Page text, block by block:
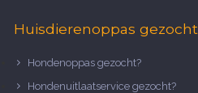
Huisdierenoppas gezocht
Hondenoppas gezocht?
Hondenuitlaatservice gezocht?